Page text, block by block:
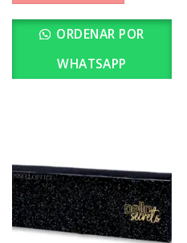
ORDENAR POR
WHATSAPP